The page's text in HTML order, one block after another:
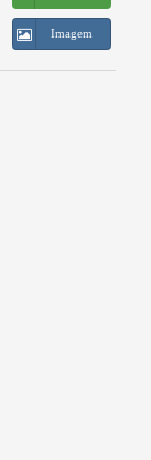
Imagem